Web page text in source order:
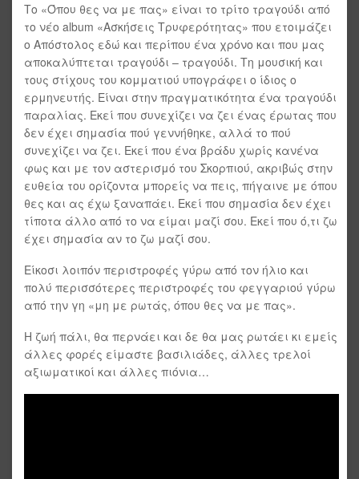
Το «Όπου θες να με πας» είναι το τρίτο τραγούδι από
το νέο album «Ασκήσεις Τρυφερότητας» που ετοιμάζει
ο Απόστολος εδώ και περίπου ένα χρόνο και που μας
αποκαλύπτεται τραγούδι – τραγούδι. Τη μουσική και
τους στίχους του κομματιού υπογράφει ο ίδιος ο
ερμηνευτής. Είναι στην πραγματικότητα ένα τραγούδι
παραλίας. Εκεί που συνεχίζει να ζει ένας έρωτας που
δεν έχει σημασία πού γεννήθηκε, αλλά το πού
συνεχίζει να ζει. Εκεί που ένα βράδυ χωρίς κανένα
φως και με τον αστερισμό του Σκορπιού, ακριβώς στην
ευθεία του ορίζοντα μπορείς να πεις, πήγαινε με όπου
θες και ας έχω ξαναπάει. Εκεί που σημασία δεν έχει
τίποτα άλλο από το να είμαι μαζί σου. Εκεί που ό,τι ζω
έχει σημασία αν το ζω μαζί σου.
Είκοσι λοιπόν περιστροφές γύρω από τον ήλιο και
πολύ περισσότερες περιστροφές του φεγγαριού γύρω
από την γη «μη με ρωτάς, όπου θες να με πας».
Η ζωή πάλι, θα περνάει και δε θα μας ρωτάει κι εμείς
άλλες φορές είμαστε βασιλιάδες, άλλες τρελοί
αξιωματικοί και άλλες πιόνια…